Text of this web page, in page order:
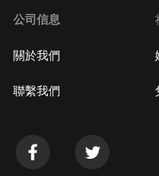
公司信息
關於我們
聯繫我們